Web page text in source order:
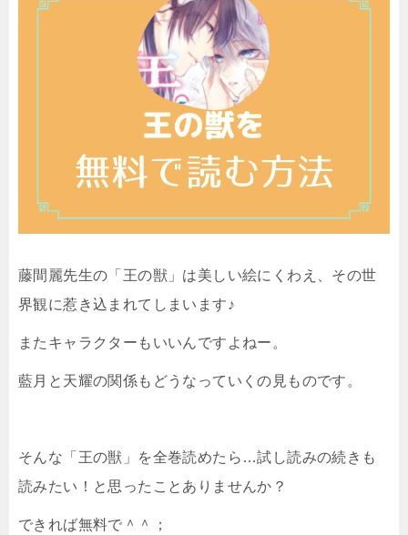
藤間麗先生の「王の獣」は美しい絵にくわえ、その世
界観に惹き込まれてしまいます♪
またキャラクターもいいんですよねー。
藍月と天耀の関係もどうなっていくの見ものです。
そんな「王の獣」を全巻読めたら…試し読みの続きも
読みたい！と思ったことありませんか？
できれば無料で＾＾；